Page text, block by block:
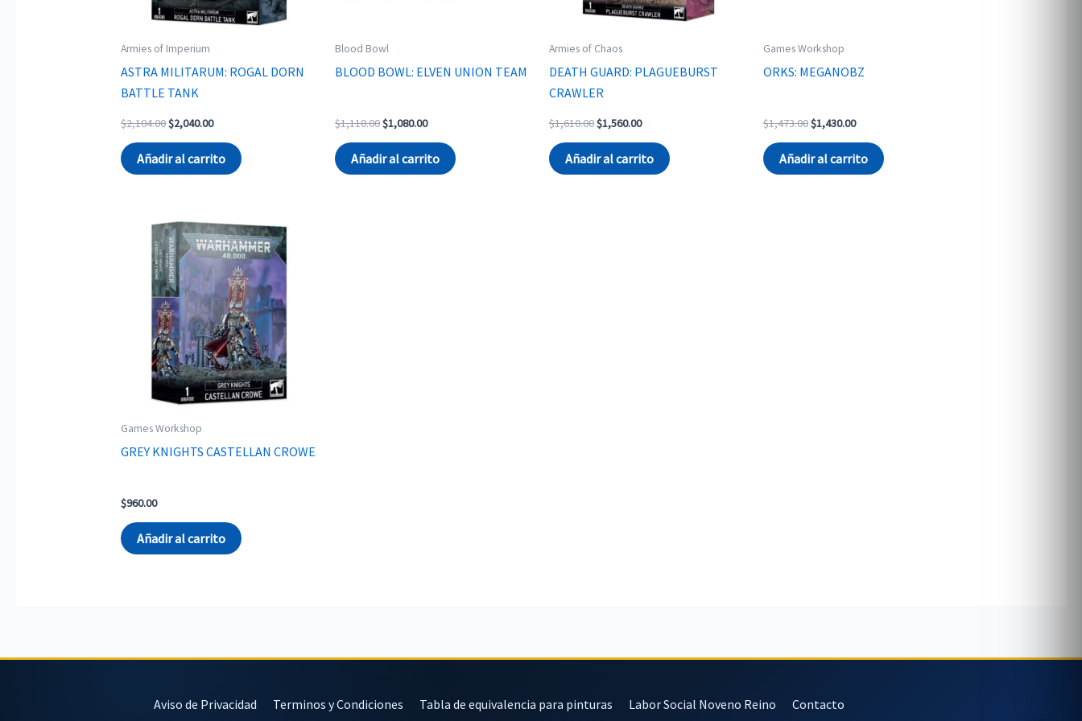
Armies of Imperium
ASTRA MILITARUM: ROGAL DORN
BATTLE TANK
$2,104.00Original
was:
$2,104.00.
$2,040.00Current
is:
$2,040.00.
Añadir al carrito
Blood Bowl
BLOOD BOWL: ELVEN UNION TEAM
$1,110.00Original
was:
$1,110.00.
$1,080.00Current
is:
$1,080.00.
Añadir al carrito
Armies of Chaos
DEATH GUARD: PLAGUEBURST
CRAWLER
$1,610.00Original
was:
$1,610.00.
$1,560.00Current
is:
$1,560.00.
Añadir al carrito
Games Workshop
ORKS: MEGANOBZ
$1,473.00Original
was:
$1,473.00.
$1,430.00Current
is:
$1,430.00.
Añadir al carrito
Games Workshop
GREY KNIGHTS CASTELLAN CROWE
$960.00
Añadir al carrito
Aviso de Privacidad Terminos y Condiciones Tabla de equivalencia para pinturas Labor Social Noveno Reino Contacto